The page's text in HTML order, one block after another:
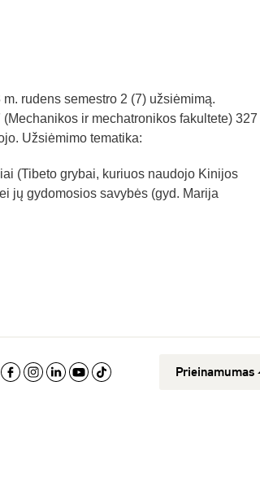
rudens semestro 2 (7) užsiėmimą.
ir mechatronikos fakultete) 327
Užsiėmimo tematika:
(Tibeto grybai, kuriuos naudojo Kinijos
jų gydomosios savybės (gyd. Marija
Prieinamumas